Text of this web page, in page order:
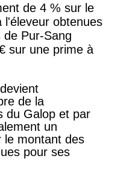
de 4 % sur le
l'éleveur obtenues
Pur-Sang
sur une prime à
de la
du Galop et par
un
le montant des
pour ses